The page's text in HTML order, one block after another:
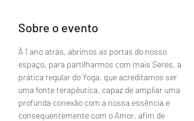
Sobre o evento
À 1 ano atrás, abrimos as portas do nosso
espaço, para partilharmos com mais Seres, a
prática regular do Yoga, que acreditamos ser
uma fonte terapêutica, capaz de ampliar uma
profunda conexão com a nossa essência e
consequentemente com o Amor, afim de